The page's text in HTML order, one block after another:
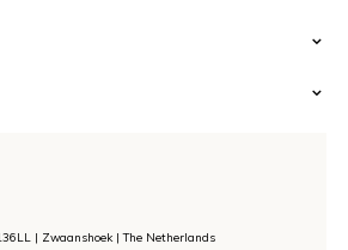
| Zwaanshoek | The Netherlands